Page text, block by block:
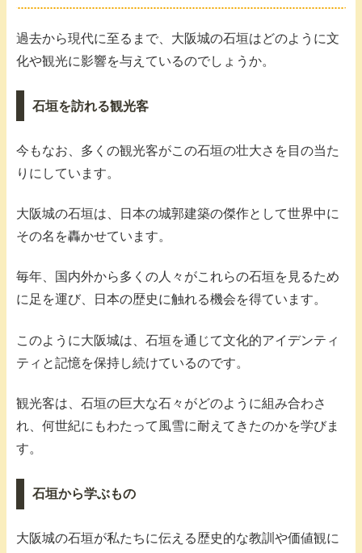
過去から現代に至るまで、大阪城の石垣はどのように文
化や観光に影響を与えているのでしょうか。
石垣を訪れる観光客
今もなお、多くの観光客がこの石垣の壮大さを目の当た
りにしています。
大阪城の石垣は、日本の城郭建築の傑作として世界中に
その名を轟かせています。
毎年、国内外から多くの人々がこれらの石垣を見るため
に足を運び、日本の歴史に触れる機会を得ています。
このように大阪城は、石垣を通じて文化的アイデンティ
ティと記憶を保持し続けているのです。
観光客は、石垣の巨大な石々がどのように組み合わさ
れ、何世紀にもわたって風雪に耐えてきたのかを学びま
す。
石垣から学ぶもの
大阪城の石垣が私たちに伝える歴史的な教訓や価値観に